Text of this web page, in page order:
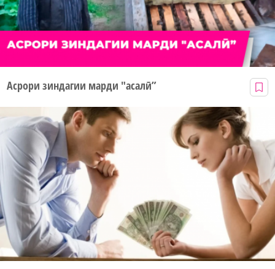
Асрори зиндагии марди "асалӣ”